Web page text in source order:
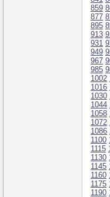
859
877
895
913
931
949
967
985
1002
1016
1030
1044
1058
1072
1086
1100
1115
1130
1145
1160
1175
1190